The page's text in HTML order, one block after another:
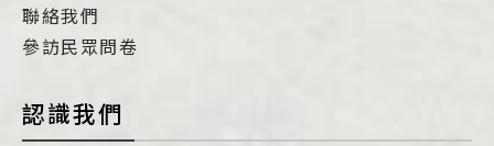
聯絡我們
參訪民眾問卷
認識我們